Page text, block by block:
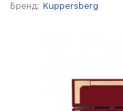
Бренд: Kuppersberg